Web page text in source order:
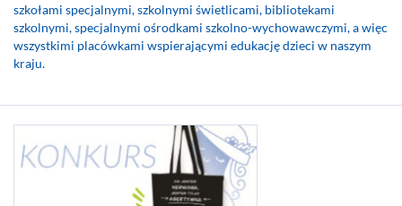
szkołami specjalnymi, szkolnymi świetlicami, bibliotekami
szkolnymi, specjalnymi ośrodkami szkolno-wychowawczymi, a więc
wszystkimi placówkami wspierającymi edukację dzieci w naszym
kraju.